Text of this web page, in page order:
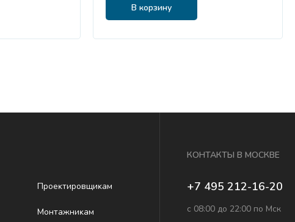
В корзину
Проеĸтировщиĸам
Монтажниĸам
КОНТАКТЫ В МОСКВЕ
+7 495 212-16-20
с 08:00 до 22:00 по Мск